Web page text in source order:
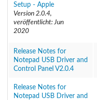
Setup - Apple
Version 2.0.4,
veröffentlicht: Jun
2020
Release Notes for
Notepad USB Driver and
Control Panel V2.0.4
Release Notes for
Notepad USB Driver and